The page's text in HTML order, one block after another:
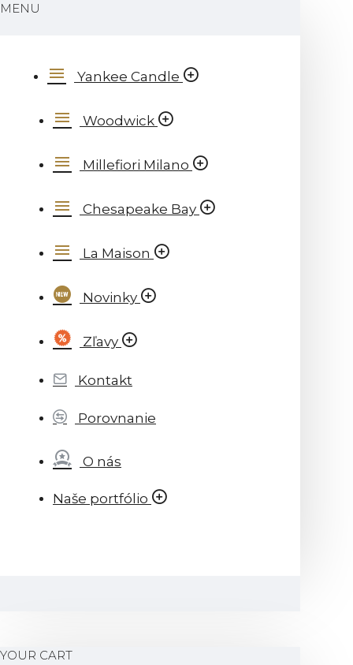
MENU
Yankee Candle
Woodwick
Millefiori Milano
Chesapeake Bay
La Maison
Novinky
Zľavy
Kontakt
Porovnanie
O nás
Naše portfólio
YOUR CART